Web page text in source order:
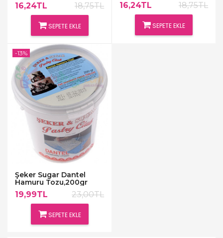
16,24TL 18,75TL
SEPETE EKLE
16,24TL 18,75TL
SEPETE EKLE
Şeker Sugar Dantel
Hamuru Tozu,200gr
19,99TL 23,00TL
SEPETE EKLE
-13%